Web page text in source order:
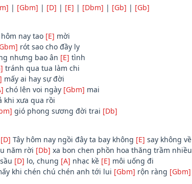
| [Gbm] | [D] | [E] | [Dbm] | [Gb] | [Gb]
nay tao [E] mời
rót sao cho đầy ly
nhưng bao ân [E] tình
tránh qua tua làm chi
mấy ai hay sự đời
chó lên voi ngày [Gbm] mai
khi xưa qua rồi
gió phong sương đời trai [Db]
[D] Tây hôm nay ngồi đây ta bay không [E] say không về
năm rời [Db] xa bon chen phồn hoa thăng trầm nhiều
[D] lo, chung [A] nhạc kề [E] môi uống đi
khi chén chú chén anh tới lui [Gbm] rộn ràng [Gbm]